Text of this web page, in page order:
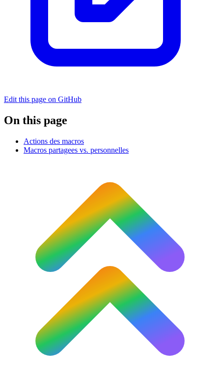
Edit this page on GitHub
On this page
Actions des macros
Macros partagees vs. personnelles